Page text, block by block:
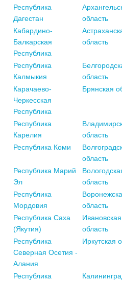
Республика
Дагестан
область
Кабардино-
Балкарская
Республика
область
Республика
Калмыкия
область
Карачаево-
Черкесская
Республика
Брянская
Республика
Карелия
область
Республика Коми
область
Республика Марий
Эл
область
Республика
Мордовия
область
Республика Саха
(Якутия)
Ивановская
область
Республика
Северная Осетия -
Алания
Иркутская
Республика